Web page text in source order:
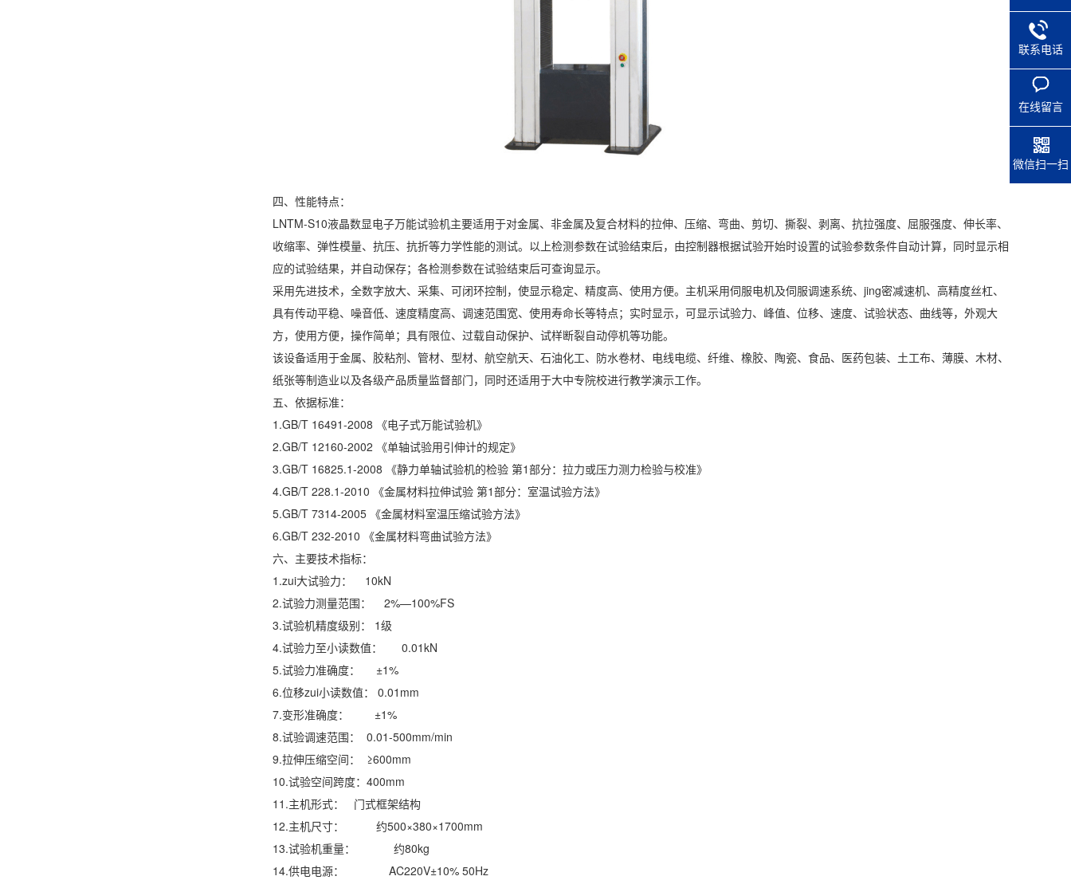
四、性能特点：
LNTM-S10液晶数显电子万能试验机主要适用于对金属、非金属及复合材料的拉伸、压缩、弯曲、剪切、撕裂、剥离、抗拉强度、屈服强度、伸长率、
收缩率、弹性模量、抗压、抗折等力学性能的测试。以上检测参数在试验结束后，由控制器根据试验开始时设置的试验参数条件自动计算，同时显示相
应的试验结果，并自动保存；各检测参数在试验结束后可查询显示。
采用先进技术，全数字放大、采集、可闭环控制，使显示稳定、精度高、使用方便。主机采用伺服电机及伺服调速系统、jing密减速机、高精度丝杠、
具有传动平稳、噪音低、速度精度高、调速范围宽、使用寿命长等特点；实时显示，可显示试验力、峰值、位移、速度、试验状态、曲线等，外观大
方，使用方便，操作简单；具有限位、过载自动保护、试样断裂自动停机等功能。
该设备适用于金属、胶粘剂、管材、型材、航空航天、石油化工、防水卷材、电线电缆、纤维、橡胶、陶瓷、食品、医药包装、土工布、薄膜、木材、
纸张等制造业以及各级产品质量监督部门，同时还适用于大中专院校进行教学演示工作。
五、依据标准：
1.GB/T 16491-2008 《电子式万能试验机》
2.GB/T 12160-2002 《单轴试验用引伸计的规定》
3.GB/T 16825.1-2008 《静力单轴试验机的检验 第1部分：拉力或压力测力检验与校准》
4.GB/T 228.1-2010 《金属材料拉伸试验 第1部分：室温试验方法》
5.GB/T 7314-2005 《金属材料室温压缩试验方法》
6.GB/T 232-2010 《金属材料弯曲试验方法》
六、主要技术指标：
1.zui大试验力： 10kN
2.试验力测量范围：
2%—100%FS
3.试验机精度级别：
1级
4.试验力至小读数值： 0.01kN
5.试验力准确度：
±1%
6.位移zui小读数值： 0.01mm
7.变形准确度：
±1%
8.试验调速范围： 0.01-500mm/min
9.拉伸压缩空间： ≥600mm
10.试验空间跨度： 400mm
11.主机形式： 门式框架结构
12.主机尺寸：
约500×380×1700mm
13.试验机重量： 约80kg
14.供电电源： AC220V±10% 50Hz
联系电话
在线留言
微信扫一扫